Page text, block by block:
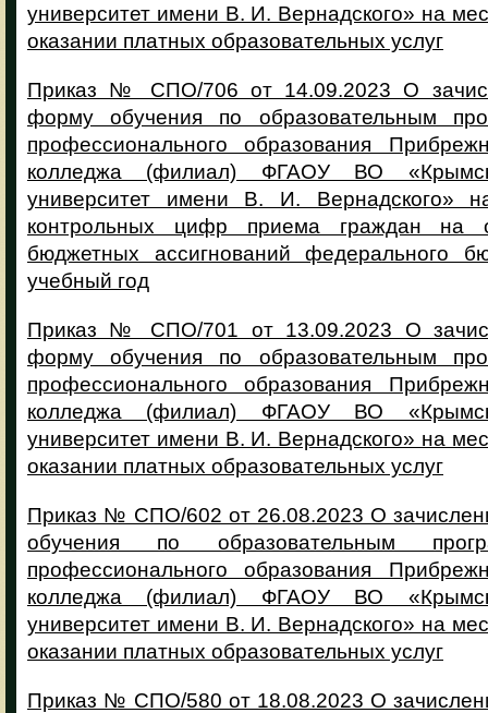
университет имени В. И. Вернадского» на
оказании платных образовательных услуг
Приказ № СПО/706 от 14.09.2023 О
форму обучения по образовательным
профессионального образования
колледжа (филиал) ФГАОУ ВО
университет имени В. И. Вернадского»
контрольных цифр приема граждан на
бюджетных ассигнований федерального
учебный год
Приказ № СПО/701 от 13.09.2023 О
форму обучения по образовательным
профессионального образования
колледжа (филиал) ФГАОУ ВО
университет имени В. И. Вернадского» на
оказании платных образовательных услуг
Приказ № СПО/602 от 26.08.2023 О
обучения по образовательным
профессионального образования
колледжа (филиал) ФГАОУ ВО
университет имени В. И. Вернадского» на
оказании платных образовательных услуг
Приказ № СПО/580 от 18.08.2023 О